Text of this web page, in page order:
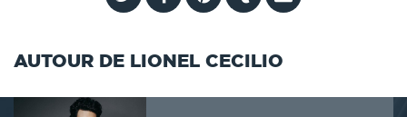
AUTOUR DE LIONEL CECILIO